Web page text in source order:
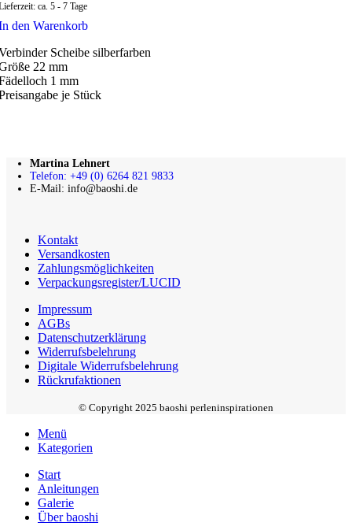
ca. 5 - 7 Tage
den Warenkorb
Scheibe silberfarben
22 mm
1 mm
je Stück
Martina Lehnert
Telefon: +49 (0) 6264 821 9833
E-Mail: info@baoshi.de
Kontakt
Versandkosten
Zahlungsmöglichkeiten
Verpackungsregister/LUCID
Impressum
AGBs
Datenschutzerklärung
Widerrufsbelehrung
Digitale Widerrufsbelehrung
Rückrufaktionen
© Copyright 2025 baoshi perleninspirationen
Menü
Kategorien
Start
Anleitungen
Galerie
Über baoshi